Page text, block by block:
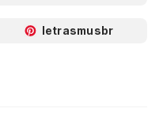
letrasmusbr